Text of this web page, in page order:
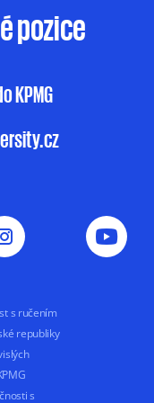
údaje
nesouhlas
do doby,
pozice
KPMG
s ručením
republiky
s